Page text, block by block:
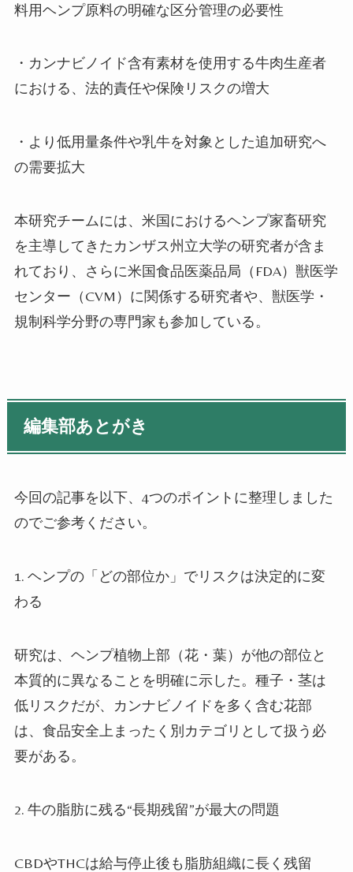
料用ヘンプ原料の明確な区分管理の必要性
・カンナビノイド含有素材を使用する牛肉生産者
における、法的責任や保険リスクの増大
・より低用量条件や乳牛を対象とした追加研究へ
の需要拡大
本研究チームには、米国におけるヘンプ家畜研究
を主導してきたカンザス州立大学の研究者が含ま
れており、さらに米国食品医薬品局（FDA）獣医学
センター（CVM）に関係する研究者や、獣医学・
規制科学分野の専門家も参加している。
編集部あとがき
今回の記事を以下、4つのポイントに整理しました
のでご参考ください。
1. ヘンプの「どの部位か」でリスクは決定的に変
わる
研究は、ヘンプ植物上部（花・葉）が他の部位と
本質的に異なることを明確に示した。種子・茎は
低リスクだが、カンナビノイドを多く含む花部
は、食品安全上まったく別カテゴリとして扱う必
要がある。
2. 牛の脂肪に残る“長期残留”が最大の問題
CBDやTHCは給与停止後も脂肪組織に長く残留